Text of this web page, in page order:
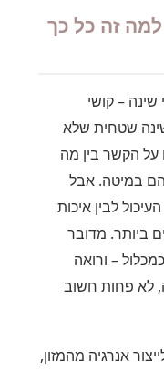
למה זה כל כך
– קושי
שטחית שלא
על הקשר בין מה
במיטה. אבל
לבין איכות
ביותר. מדובר
– ורואה
לא פחות חשוב
אנרגיה מהמזון,